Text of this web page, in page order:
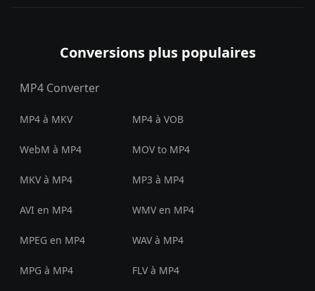
Conversions plus populaires
MP4 Converter
MP4 à MKV MP4 à VOB
WebM à MP4 MOV to MP4
MKV à MP4 MP3 à MP4
AVI en MP4 WMV en MP4
MPEG en MP4 WAV à MP4
MPG à MP4 FLV à MP4